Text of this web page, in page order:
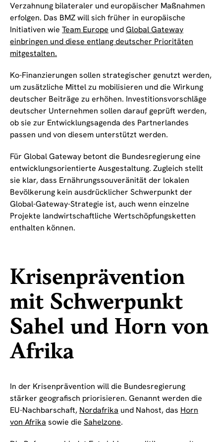
Verzahnung bilateraler und europäischer Maßnahmen
erfolgen. Das BMZ will sich früher in europäische
Initiativen wie Team Europe undGlobal Gateway
einbringen und diese entlang deutscher Prioritäten
mitgestalten.
Ko-Finanzierungen sollen strategischer genutzt werden,
um zusätzliche Mittel zu mobilisieren und die Wirkung
deutscher Beiträge zu erhöhen. Investitionsvorschläge
deutscher Unternehmen sollen darauf geprüft werden,
ob sie zur Entwicklungsagenda des Partnerlandes
passen und von diesem unterstützt werden.
Für Global Gateway betont die Bundesregierung eine
entwicklungsorientierte Ausgestaltung. Zugleich stellt
sie klar, dass Ernährungssouveränität der lokalen
Bevölkerung kein ausdrücklicher Schwerpunkt der
Global-Gateway-Strategie ist, auch wenn einzelne
Projekte landwirtschaftliche Wertschöpfungsketten
enthalten können.
Krisenprävention
mit Schwerpunkt
Sahel und Horn von
Afrika
In der Krisenprävention will die Bundesregierung
stärker geografisch priorisieren. Genannt werden die
EU-Nachbarschaft, Nordafrika und Nahost, das Horn
von Afrika sowie die Sahelzone.